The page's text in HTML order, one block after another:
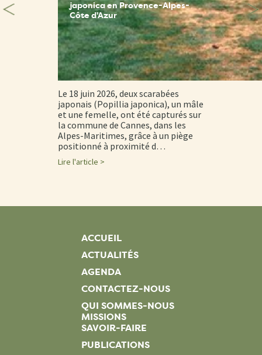
japonica en Provence-Alpes-
Côte d'Azur
Le 18 juin 2026, deux scarabées
japonais (Popillia japonica), un mâle
et une femelle, ont été capturés sur
la commune de Cannes, dans les
Alpes-Maritimes, grâce à un piège
positionné à proximité d…
Lire l'article >
ACCUEIL
ACTUALITÉS
AGENDA
CONTACTEZ-NOUS
QUI SOMMES-NOUS
MISSIONS
SAVOIR-FAIRE
PUBLICATIONS